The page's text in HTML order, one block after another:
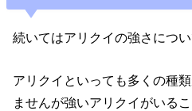
続いてはアリクイの強さについ
アリクイといっても多くの種
ませんが強いアリクイがいるこ